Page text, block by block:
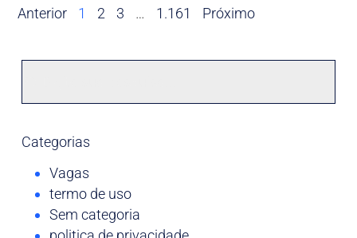
Anterior 1 2 3 … 1.161 Próximo
Categorias
Vagas
termo de uso
Sem categoria